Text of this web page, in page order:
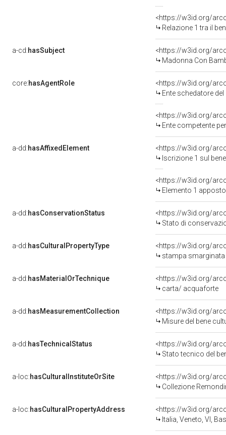
<https://w3id.org/
Relazione 1 tra il
a-cd:hasSubject
<https://w3id.org/
Madonna Con
core:hasAgentRole
<https://w3id.org/
Ente schedatore
<https://w3id.org/
Ente competente per tutela
a-dd:hasAffixedElement
<https://w3id.org/
Iscrizione 1 sul
<https://w3id.org/
Elemento 1
a-dd:hasConservationStatus
<https://w3id.org/
Stato di
a-dd:hasCulturalPropertyType
<https://w3id.org/
stampa
a-dd:hasMaterialOrTechnique
<https://w3id.org/
carta/ acquaforte
a-dd:hasMeasurementCollection
<https://w3id.org/
Misure del bene
a-dd:hasTechnicalStatus
<https://w3id.org/
Stato tecnico del
a-loc:hasCulturalInstituteOrSite
<https://w3id.org/
Collezione
a-loc:hasCulturalPropertyAddress
<https://w3id.org/
Italia, Veneto, VI,